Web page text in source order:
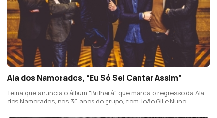
Ala dos Namorados, “Eu Só Sei Cantar Assim”
Tema que anuncia o álbum "Brilhará", que marca o regresso da Ala
dos Namorados, nos 30 anos do grupo, com João Gil e Nuno